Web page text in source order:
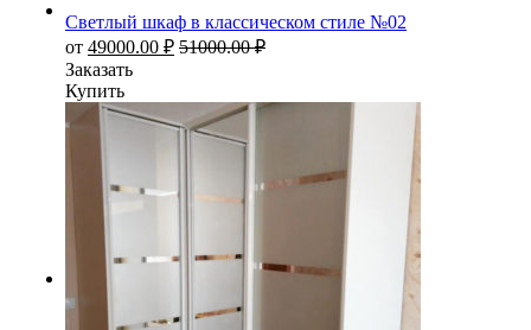
Светлый шкаф в классическом стиле №02
от 49000.00 ₽ 51000.00₽
Заказать
Купить